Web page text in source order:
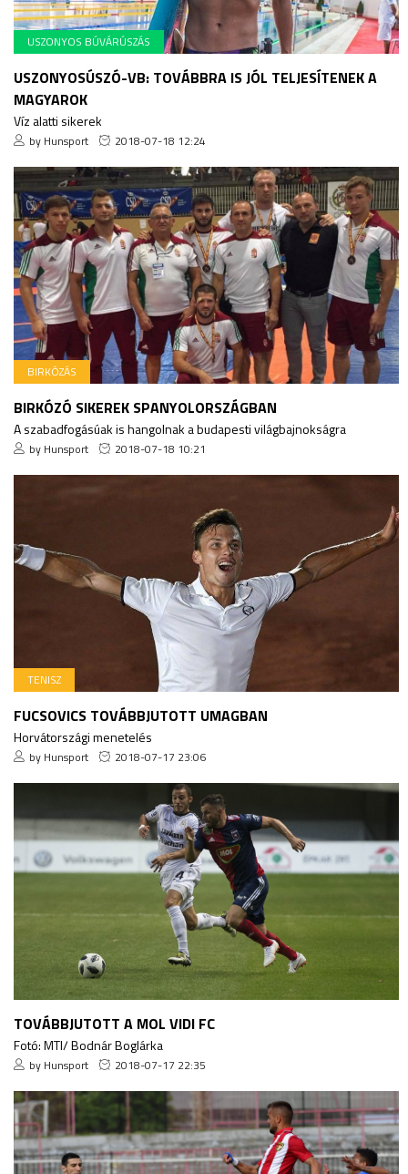
USZONYOS BÚVÁRÚSZÁS
USZONYOSÚSZÓ-VB: TOVÁBBRA IS JÓL TELJESÍTENEK A
MAGYAROK
Víz alatti sikerek
by Hunsport 2018-07-18 12:24
BIRKÓZÁS
BIRKÓZÓ SIKEREK SPANYOLORSZÁGBAN
A szabadfogásúak is hangolnak a budapesti világbajnokságra
by Hunsport 2018-07-18 10:21
TENISZ
FUCSOVICS TOVÁBBJUTOTT UMAGBAN
Horvátországi menetelés
by Hunsport 2018-07-17 23:06
TOVÁBBJUTOTT A MOL VIDI FC
Fotó: MTI/ Bodnár Boglárka
by Hunsport 2018-07-17 22:35